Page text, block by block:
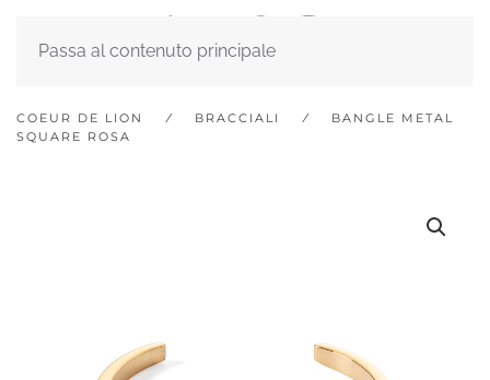
Passa al contenuto principale
COEUR DE LION BRACCIALI
BANGLE METAL
SQUARE ROSA